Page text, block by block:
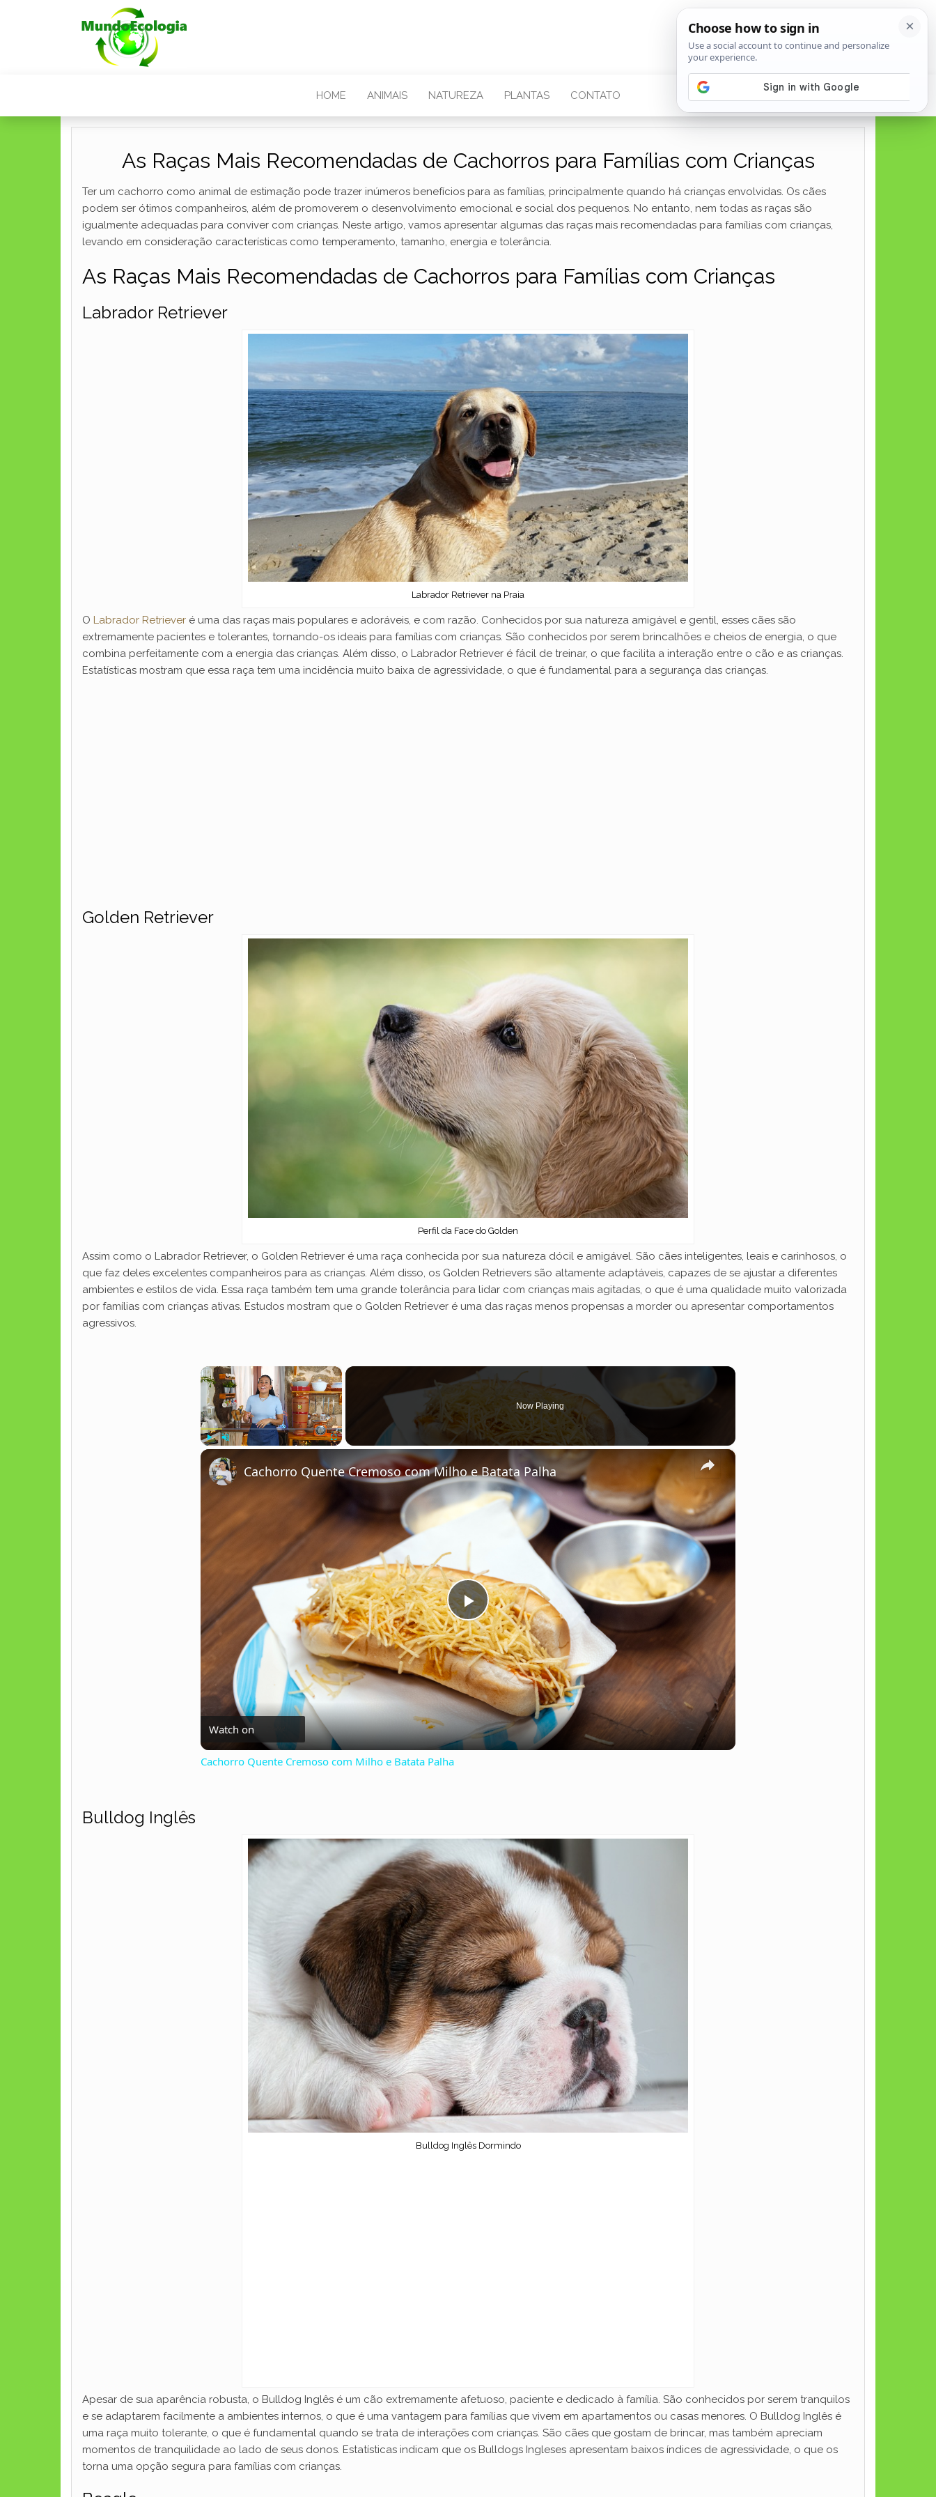
HOME ANIMAIS NATUREZA PLANTAS CONTATO
As Raças Mais Recomendadas de Cachorros para Famílias com Crianças
Ter um cachorro como animal de estimação pode trazer inúmeros benefícios para as famílias, principalmente quando há crianças envolvidas. Os cães
podem ser ótimos companheiros, além de promoverem o desenvolvimento emocional e social dos pequenos. No entanto, nem todas as raças são
igualmente adequadas para conviver com crianças. Neste artigo, vamos apresentar algumas das raças mais recomendadas para famílias com crianças,
levando em consideração características como temperamento, tamanho, energia e tolerância.
As Raças Mais Recomendadas de Cachorros para Famílias com Crianças
Labrador Retriever
Labrador Retriever na Praia
O Labrador Retriever é uma das raças mais populares e adoráveis, e com razão. Conhecidos por sua natureza amigável e gentil, esses cães são
extremamente pacientes e tolerantes, tornando-os ideais para famílias com crianças. São conhecidos por serem brincalhões e cheios de energia, o que
combina perfeitamente com a energia das crianças. Além disso, o Labrador Retriever é fácil de treinar, o que facilita a interação entre o cão e as crianças.
Estatísticas mostram que essa raça tem uma incidência muito baixa de agressividade, o que é fundamental para a segurança das crianças.
Golden Retriever
Perfil da Face do Golden
Assim como o Labrador Retriever, o Golden Retriever é uma raça conhecida por sua natureza dócil e amigável. São cães inteligentes, leais e carinhosos, o
que faz deles excelentes companheiros para as crianças. Além disso, os Golden Retrievers são altamente adaptáveis, capazes de se ajustar a diferentes
ambientes e estilos de vida. Essa raça também tem uma grande tolerância para lidar com crianças mais agitadas, o que é uma qualidade muito valorizada
por famílias com crianças ativas. Estudos mostram que o Golden Retriever é uma das raças menos propensas a morder ou apresentar comportamentos
agressivos.
×
Now Playing
×
P
l
a
y
d
e
o
Cachorro Quente Cremoso com Milho e Batata Palha
Watch on
Cachorro Quente Cremoso com Milho e Batata Palha
Bulldog Inglês
Bulldog Inglês Dormindo
Apesar de sua aparência robusta, o Bulldog Inglês é um cão extremamente afetuoso, paciente e dedicado à família. São conhecidos por serem tranquilos
e se adaptarem facilmente a ambientes internos, o que é uma vantagem para famílias que vivem em apartamentos ou casas menores. O Bulldog Inglês é
uma raça muito tolerante, o que é fundamental quando se trata de interações com crianças. São cães que gostam de brincar, mas também apreciam
momentos de tranquilidade ao lado de seus donos. Estatísticas indicam que os Bulldogs Ingleses apresentam baixos índices de agressividade, o que os
torna uma opção segura para famílias com crianças.